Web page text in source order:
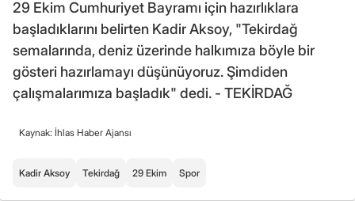
29 Ekim Cumhuriyet Bayramı için hazırlıklara
başladıklarını belirten Kadir Aksoy, "Tekirdağ
semalarında, deniz üzerinde halkımıza böyle bir
gösteri hazırlamayı düşünüyoruz. Şimdiden
çalışmalarımıza başladık" dedi. - TEKİRDAĞ
Kaynak: İhlas Haber Ajansı
Kadir Aksoy Tekirdağ 29 Ekim Spor